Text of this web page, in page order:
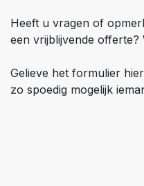
Heeft u vragen of
een vrijblijvende
Gelieve het formulier
zo spoedig mogelijk